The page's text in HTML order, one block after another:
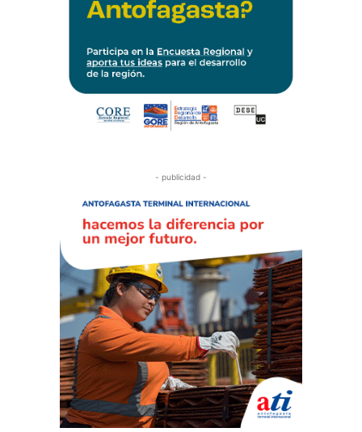
- publicidad -